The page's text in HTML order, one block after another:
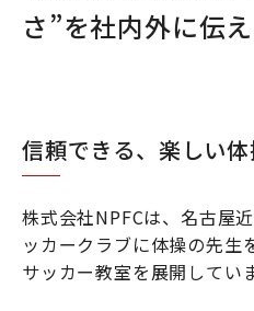
さ”を社内外に伝
信頼できる、楽しい
株式会社NPFCは、名古屋
ッカークラブに体操の先生
サッカー教室を展開していま